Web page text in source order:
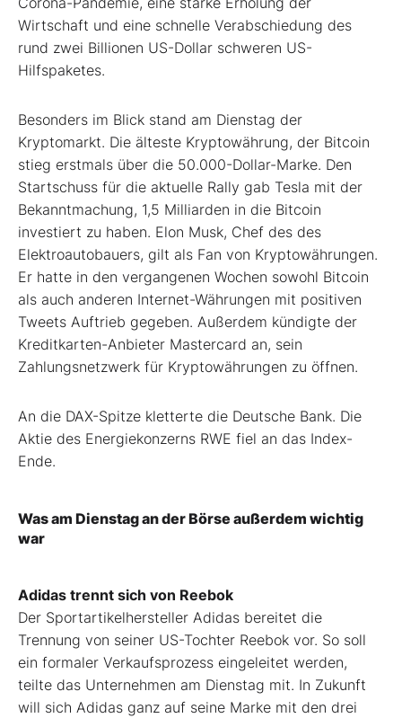
Wirtschaft und eine schnelle Verabschiedung des
rund zwei Billionen US-Dollar schweren US-
Hilfspaketes.
Besonders im Blick stand am Dienstag der
Kryptomarkt. Die älteste Kryptowährung, der Bitcoin
stieg erstmals über die 50.000-Dollar-Marke. Den
Startschuss für die aktuelle Rally gab Tesla mit der
Bekanntmachung, 1,5 Milliarden in die Bitcoin
investiert zu haben. Elon Musk, Chef des des
Elektroautobauers, gilt als Fan von Kryptowährungen.
Er hatte in den vergangenen Wochen sowohl Bitcoin
als auch anderen Internet-Währungen mit positiven
Tweets Auftrieb gegeben. Außerdem kündigte der
Kreditkarten-Anbieter Mastercard an, sein
Zahlungsnetzwerk für Kryptowährungen zu öffnen.
An die DAX-Spitze kletterte die Deutsche Bank. Die
Aktie des Energiekonzerns RWE fiel an das Index-
Ende.
Was am Dienstag an der Börse außerdem wichtig
war
Adidas trennt sich von Reebok
Der Sportartikelhersteller Adidas bereitet die
Trennung von seiner US-Tochter Reebok vor. So soll
ein formaler Verkaufsprozess eingeleitet werden,
teilte das Unternehmen am Dienstag mit. In Zukunft
will sich Adidas ganz auf seine Marke mit den drei